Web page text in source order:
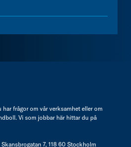
frågor om vår verksamhet eller om
Vi som jobbar här hittar du på
7, 118 60 Stockholm